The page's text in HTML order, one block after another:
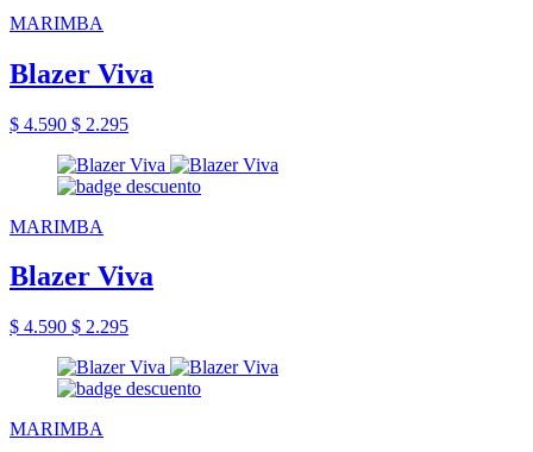
MARIMBA
Blazer Viva
$ 4.590 $ 2.295
MARIMBA
Blazer Viva
$ 4.590 $ 2.295
MARIMBA